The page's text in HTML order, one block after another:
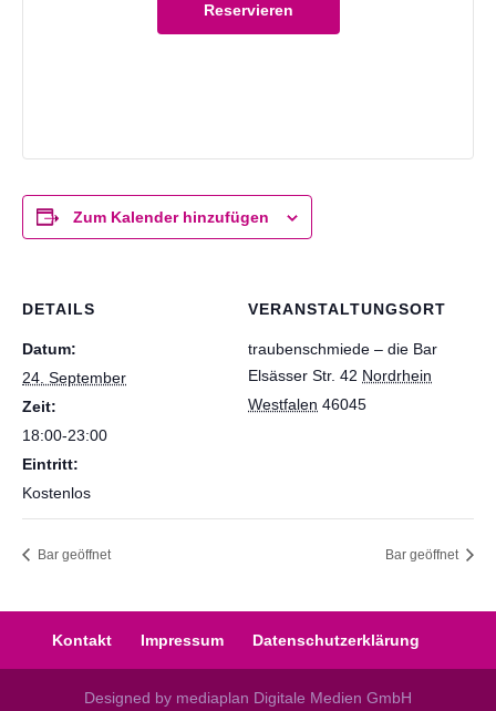
Reservieren
Zum Kalender hinzufügen
DETAILS
Datum:
24. September
Zeit:
18:00-23:00
Eintritt:
Kostenlos
VERANSTALTUNGSORT
traubenschmiede – die Bar
Elsässer Str. 42 Nordrhein
Westfalen 46045
Bar geöffnet Bar geöffnet
Kontakt Impressum Datenschutzerklärung
Designed by mediaplan Digitale Medien GmbH